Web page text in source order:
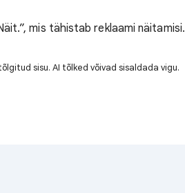
mis tähistab reklaami näitamisi.
sisu. AI tõlked võivad sisaldada vigu.